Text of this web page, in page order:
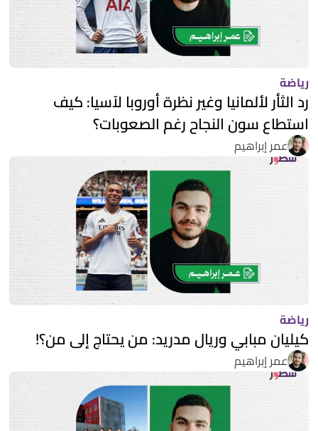
رياضة
رد الثأر لألمانيا وغير نظرة أوروبا لآسيا: كيف
استطاع سون النجاح رغم الصعوبات؟
عمر إبراهيم
رياضة
كيليان مبابي وريال مدريد: من يحتاج إلى من؟!
عمر إبراهيم